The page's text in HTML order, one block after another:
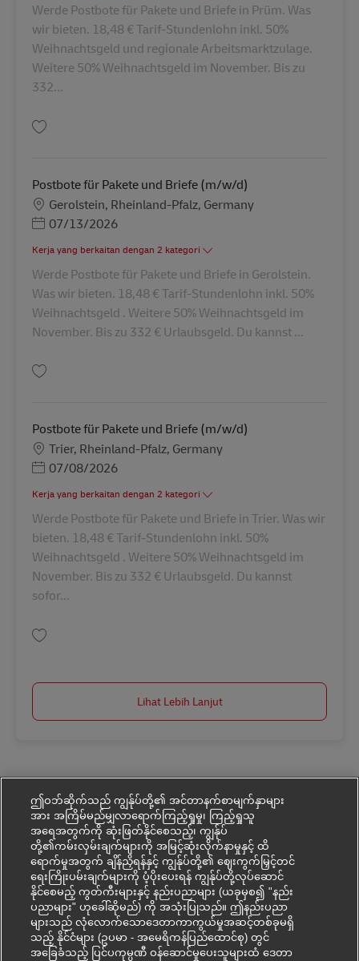
Werde Postbote für Pakete und Briefe in Prüm. Was
wir bieten. 18,48 € Tarif-Stundenlohn inkl. 50%
Weihnachtsgeld und regionale Arbeitsmarktzulage.
Weitere 50% Weihnachtsgeld im November. Bis zu
332...
Postbote für Pakete und Briefe (m/w/d)
LokasiGerolstein, Rheinland-Pfalz, Germany
Posted Date
07/13/2026
Kerja yang berkaitan dengan 2 kategori
Werde Postbote für Pakete und Briefe in Gerolstein.
Was wir bieten. 18,48 € Tarif-Stundenlohn inkl. 50%
Weihnachtsgeld . Weitere 50% Weihnachtsgeld im
November. Bis zu 332 € Urlaubsgeld. Du kannst ...
Postbote für Pakete und Briefe (m/w/d)
LokasiTrier, Rheinland-Pfalz, Germany
Posted Date
07/08/2026
Kerja yang berkaitan dengan 2 kategori
Werde Postbote für Pakete und Briefe in Trier. Was wir
bieten. 18,48 € Tarif-Stundenlohn inkl. 50%
Weihnachtsgeld . Weitere 50% Weihnachtsgeld im
November. Bis zu 332 € Urlaubsgeld. Du kannst
sofor...
Lihat Lebih Lanjut
ဤဝဘ်ဆိုက်သည် ကျွန်ုပ်တို့၏ အင်တာနက်စာမျက်နှာများ
အား အကြိမ်မည်မျှလာရောက်ကြည့်ရှုမှု၊ ကြည့်ရှုသူ
အရေအတွက်ကို ဆုံးဖြတ်နိုင်စေသည့်၊ ကျွန်ုပ်
တို့၏ကမ်းလှမ်းချက်များကို အမြင့်ဆုံးလိုက်နာမှုနှင့် ထိ
ရောက်မှုအတွက် ချိန်ညှိရန်နှင့် ကျွန်ုပ်တို့၏ ဈေးကွက်မြှင့်တင်
ရေးကြိုးပမ်းချက်များကို ပံ့ပိုးပေးရန် ကျွန်ုပ်တို့လုပ်ဆောင်
နိုင်စေမည့် ကွတ်ကီးများနှင့် နည်းပညာများ (ယခုမှစ၍ "နည်း
ပညာများ" ဟုခေါ်ဆိုမည်) ကို အသုံးပြုသည်။ ဤနည်းပညာ
များသည် လုံလောက်သောဒေတာကာကွယ်မှုအဆင့်တစ်ခုမရှိ
သည့် နိုင်ငံများ (ဥပမာ - အမေရိကန်ပြည်ထောင်စု) တွင်
အခြေခံသည့် ပြင်ပကုမ္ပဏီ ဝန်ဆောင်မှုပေးသူများထံ ဒေတာ